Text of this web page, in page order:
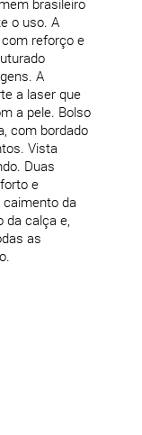
brasileiro
o uso. A
reforço e
A
a laser que
a pele. Bolso
com bordado
Vista
Duas
e
da
da calça e,
as